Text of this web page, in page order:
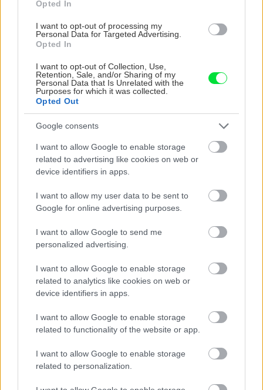
Opted In
I want to opt-out of processing my
Personal Data for Targeted Advertising.
Opted In
I want to opt-out of Collection, Use,
Retention, Sale, and/or Sharing of my
Personal Data that Is Unrelated with the
Purposes for which it was collected.
Opted Out
Google consents
I want to allow Google to enable storage
related to advertising like cookies on web or
device identifiers in apps.
I want to allow my user data to be sent to
Google for online advertising purposes.
I want to allow Google to send me
personalized advertising.
I want to allow Google to enable storage
related to analytics like cookies on web or
device identifiers in apps.
I want to allow Google to enable storage
related to functionality of the website or app.
I want to allow Google to enable storage
related to personalization.
zárezy a vložíme do nich rozpolené strúčiky
cesnaku. V našom mäse sú 4 strúčiky, čiže 8
otvorov s cesnakom. Následne mäso kvalitne
rascu. Položíme ho na kolieska cibule,
podlejeme cca 0,5l vody a dáme piecť do
vyhriatej rúry. Pečie sa približne hodinu a pol až
2 hodiny (podľa konkrétneho kusu a rúry),
podlievame vriacou vodou a polievame jeho
povrch výpekom, pričom sa snažíme rúru
otvárať čo najmenej , najmä v úvode pečenia.